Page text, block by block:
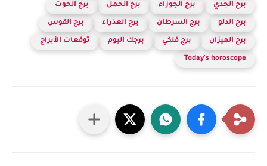
برج الجدي برج الجوزاء برج الحمل برج الحوت
برج الدلو برج السرطان برج العذراء برج القوس
برج الميزان برج فلكي برجك اليوم توقعات الأبراج
Today's horoscope